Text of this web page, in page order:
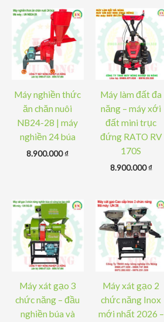
Máy nghiền thức
ăn chăn nuôi
NB24-28 | máy
nghiền 24 búa
8.900.000₫
Máy làm đất đa
năng – máy xới
đất mini trục
đứng RATO RV
170S
8.900.000₫
Máy xát gạo 3
chức năng – đầu
nghiền búa và
Máy xát gạo 2
chức năng Inox
mới nhất 2026 –